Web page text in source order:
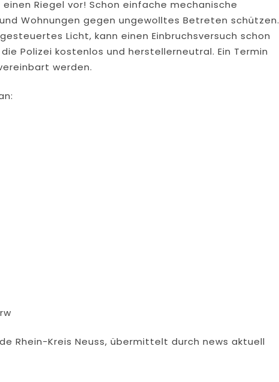
Riegel vor! Schon einfache mechanische
Wohnungen gegen ungewolltes Betreten schützen.
Licht, kann einen Einbruchsversuch schon
Polizei kostenlos und herstellerneutral. Ein Termin
werden.
Rhein-Kreis Neuss, übermittelt durch news aktuell